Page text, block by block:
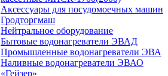
Аксессуары для посудомоечных машин
Гродторгмаш
Нейтральное оборудование
Бытовые водонагреватели ЭВАД
Промышленные водонагреватели ЭВА
Наливные водонагреватели ЭВАО
«Гейзер»